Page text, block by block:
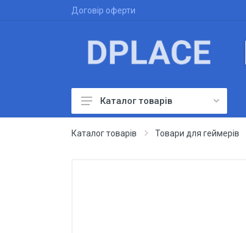
Договір оферти
Каталог товарів
Каталог товарів Товари для геймерів